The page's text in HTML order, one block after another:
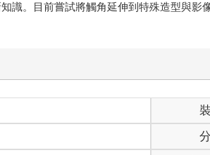
識。目前嘗試將觸角延伸到特殊造型與